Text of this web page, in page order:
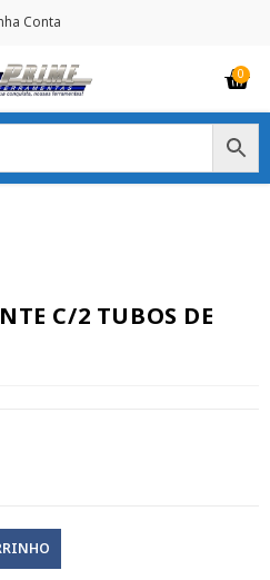
Conta
C/2 TUBOS DE